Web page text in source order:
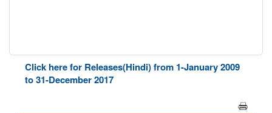
Click here for Releases(Hindi) from 1-January 2009
to 31-December 2017